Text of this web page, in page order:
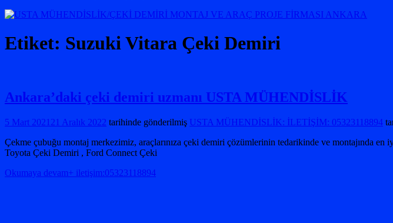
Etiket: Suzuki Vitara Çeki Demiri
Ankara’daki çeki demiri uzmanı USTA MÜHENDİSLİK
5 Mart 2021 21 Aralık 2022 tarihinde gönderilmiş USTA MÜHENDİSLİK: İLETİŞİM: 05323118894
Çekme çubuğu montaj merkezimiz, araçlarınıza çeki demiri çözümlerinin tedarikinde ve montajında
Toyota Çeki Demiri , Ford Connect Çeki
Okumaya devam+ iletişim:05323118894